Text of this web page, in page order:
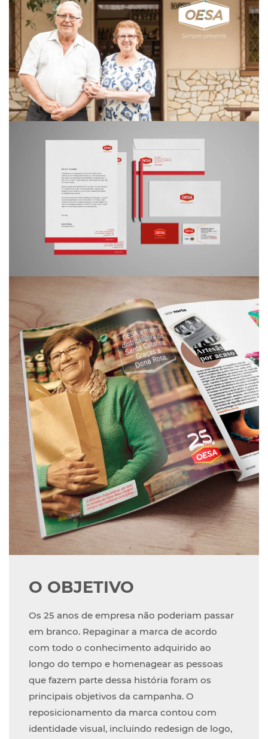
O OBJETIVO
Os 25 anos de empresa não poderiam passar
em branco. Repaginar a marca de acordo
com todo o conhecimento adquirido ao
longo do tempo e homenagear as pessoas
que fazem parte dessa história foram os
principais objetivos da campanha. O
reposicionamento da marca contou com
identidade visual, incluindo redesign de logo,